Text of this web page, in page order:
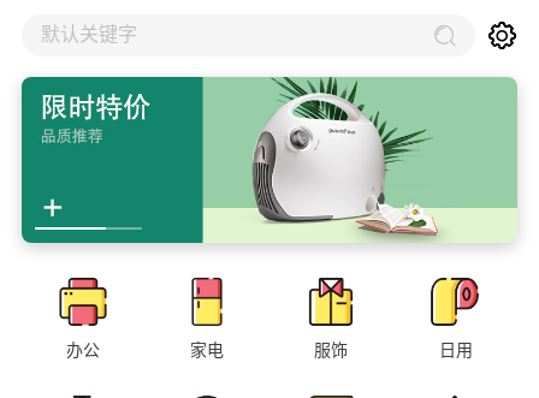
默认关键字
办公 家电 服饰 日用